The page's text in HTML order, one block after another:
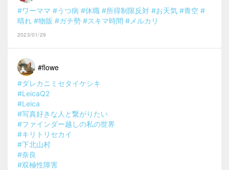
#ワーママ #うつ病 #休職 #所得制限反対 #お天気 #青空 #
晴れ #物販 #ガチ勢 #スキマ時間 #メルカリ
2023/01/29
#flowe
#ダレカニミセタイケシキ
#LeicaQ2
#Leica
#写真好きな人と繋がりたい
#ファインダー越しの私の世界
#キリトリセカイ
#下北山村
#奈良
#双極性障害